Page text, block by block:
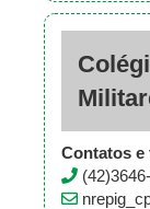
Contatos e